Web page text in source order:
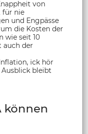
von
für nie
und Engpässe
die Kosten der
wie seit 10
auch der
ick hör
bleibt
können